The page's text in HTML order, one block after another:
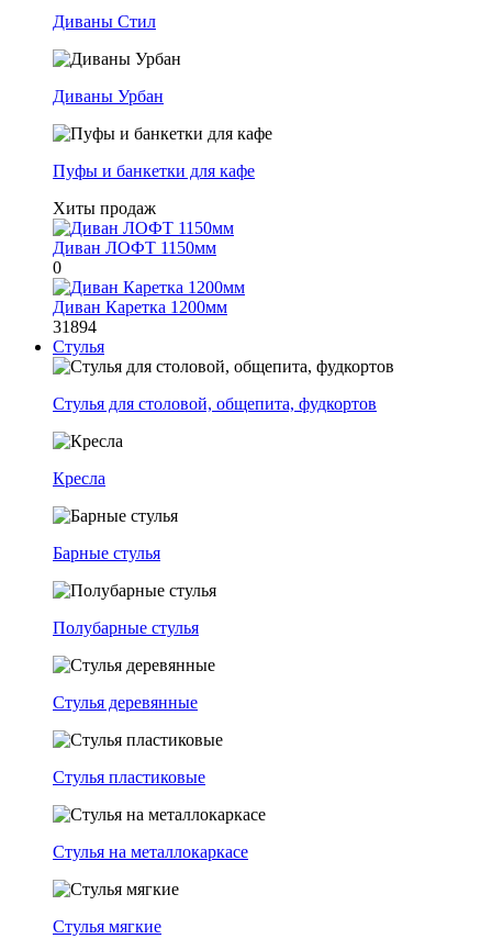
Диваны Стил
Диваны Урбан
Пуфы и банкетки для кафе
Хиты продаж
Диван ЛОФТ 1150мм
0
Диван Каретка 1200мм
31894
Стулья
Стулья для столовой, общепита, фудкортов
Кресла
Барные стулья
Полубарные стулья
Стулья деревянные
Стулья пластиковые
Стулья на металлокаркасе
Стулья мягкие